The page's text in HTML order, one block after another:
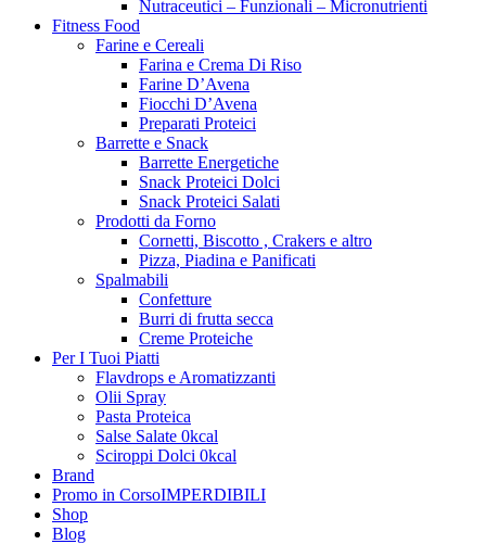
Nutraceutici – Funzionali – Micronutrienti
Fitness Food
Farine e Cereali
Farina e Crema Di Riso
Farine D’Avena
Fiocchi D’Avena
Preparati Proteici
Barrette e Snack
Barrette Energetiche
Snack Proteici Dolci
Snack Proteici Salati
Prodotti da Forno
Cornetti, Biscotto , Crakers e altro
Pizza, Piadina e Panificati
Spalmabili
Confetture
Burri di frutta secca
Creme Proteiche
Per I Tuoi Piatti
Flavdrops e Aromatizzanti
Olii Spray
Pasta Proteica
Salse Salate 0kcal
Sciroppi Dolci 0kcal
Brand
Promo in CorsoIMPERDIBILI
Shop
Blog